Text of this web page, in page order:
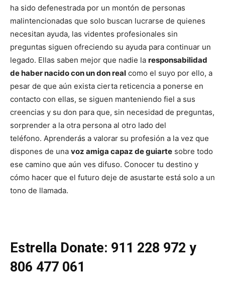
ha sido defenestrada por un montón de personas
malintencionadas que solo buscan lucrarse de quienes
necesitan ayuda, las videntes profesionales sin
preguntas siguen ofreciendo su ayuda para continuar un
legado. Ellas saben mejor que nadie la responsabilidad
de haber nacido con un don real como el suyo por ello, a
pesar de que aún exista cierta reticencia a ponerse en
contacto con ellas, se siguen manteniendo fiel a sus
creencias y su don para que, sin necesidad de preguntas,
sorprender a la otra persona al otro lado del
teléfono. Aprenderás a valorar su profesión a la vez que
dispones de una voz amiga capaz de guiarte sobre todo
ese camino que aún ves difuso. Conocer tu destino y
cómo hacer que el futuro deje de asustarte está solo a un
tono de llamada.
Estrella Donate: 911 228 972 y
806 477 061